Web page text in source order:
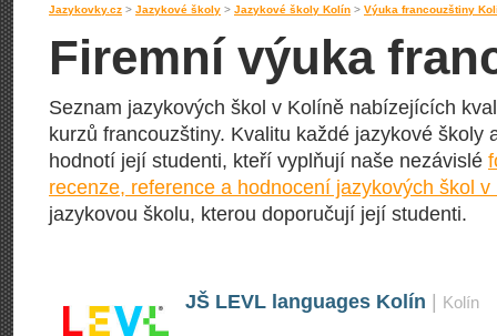
Jazykovky.cz > Jazykové školy > Jazykové školy Kolín > Výuka francouzštiny
Firemní výuka
Seznam jazykových škol v Kolíně nabízejících
kurzů francouzštiny. Kvalitu každé jazykové školy
hodnotí její studenti, kteří vyplňují naše nezávislé
recenze, reference a hodnocení jazykových škol v
jazykovou školu, kterou doporučují její studenti.
JŠ LEVL languages Kolín Kolín